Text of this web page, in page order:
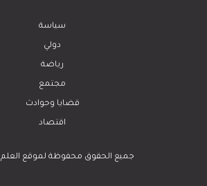
سياسة
دولي
رياضة
مجتمع
قضايا وحوادث
اقتصاد
© 2023 جميع الحقوق محفوظة لموقع العلم